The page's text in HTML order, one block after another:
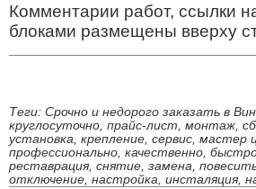
Комментарии работ, ссылки
блоками размещены вверху
Теги: Срочно и недорого заказать в
круглосуточно, прайс-лист, монтаж,
установка, крепление, сервис, мастер
профессионально, качественно,
реставрация, снятие, замена,
отключение, настройка, инсталяция,